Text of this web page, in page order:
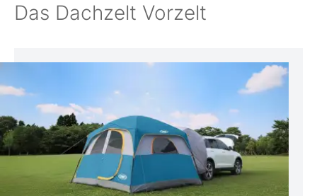
Das Dachzelt Vorzelt